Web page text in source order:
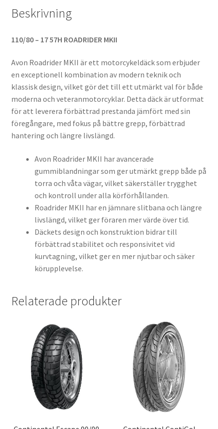
Beskrivning
110/80 – 17 57H ROADRIDER MKII
Avon Roadrider MKII är ett motorcykeldäck som erbjuder
en exceptionell kombination av modern teknik och
klassisk design, vilket gör det till ett utmärkt val för både
moderna och veteranmotorcyklar. Detta däck är utformat
för att leverera förbättrad prestanda jämfört med sin
föregångare, med fokus på bättre grepp, förbättrad
hantering och längre livslängd.
Avon Roadrider MKII har avancerade
gummiblandningar som ger utmärkt grepp både på
torra och våta vägar, vilket säkerställer trygghet
och kontroll under alla körförhållanden.
Roadrider MKII har en jämnare slitbana och längre
livslängd, vilket ger föraren mer värde över tid.
Däckets design och konstruktion bidrar till
förbättrad stabilitet och responsivitet vid
kurvtagning, vilket ger en mer njutbar och säker
körupplevelse.
Relaterade produkter